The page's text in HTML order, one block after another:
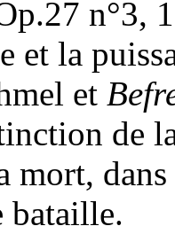
n°3,
et la
et
de
mort,
bataille.